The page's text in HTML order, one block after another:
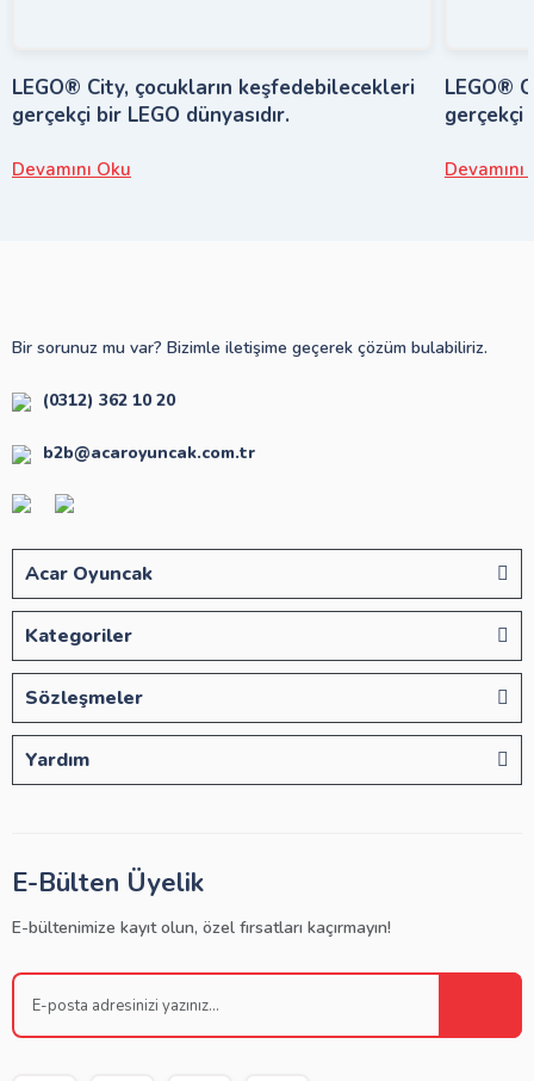
LEGO® City, çocukların keşfedebilecekleri
gerçekçi bir LEGO dünyasıdır.
Devamını Oku
LEGO®
gerçekçi
Devamını
Bir sorunuz mu var? Bizimle iletişime geçerek çözüm bulabiliriz.
(0312) 362 10 20
b2b@acaroyuncak.com.tr
Acar Oyuncak
Kategoriler
Sözleşmeler
Yardım
E-Bülten Üyelik
E-bültenimize kayıt olun, özel fırsatları kaçırmayın!